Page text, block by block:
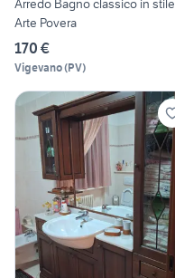
Arredo Bagno classico in stile
Arte Povera
170 €
Vigevano(PV)